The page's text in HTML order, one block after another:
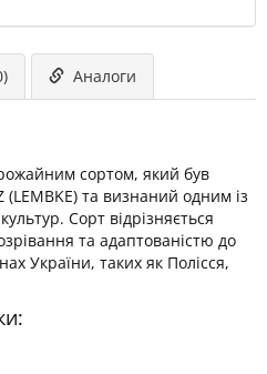
Аналоги
сортом, який був
та визнаний одним із
Сорт відрізняється
та адаптованістю до
України, таких як Полісся,